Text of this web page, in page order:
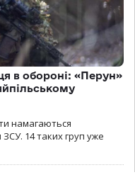
в обороні: «Перун»
намагаються
14 таких груп уже